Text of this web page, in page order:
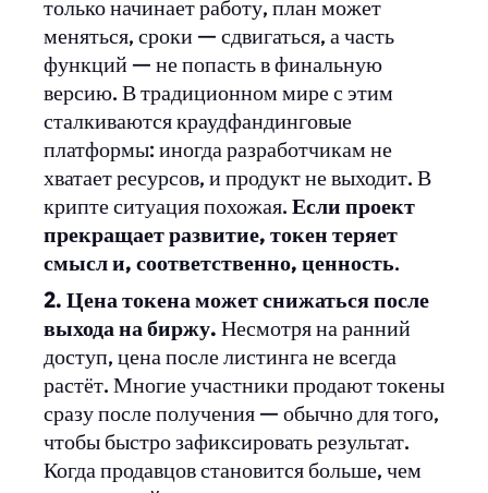
только начинает работу, план может
меняться, сроки — сдвигаться, а часть
функций — не попасть в финальную
версию. В традиционном мире с этим
сталкиваются краудфандинговые
платформы: иногда разработчикам не
хватает ресурсов, и продукт не выходит. В
крипте ситуация похожая. Если проект
прекращает развитие, токен теряет
смысл и, соответственно, ценность.
2. Цена токена может снижаться после
выхода на биржу. Несмотря на ранний
доступ, цена после листинга не всегда
растёт. Многие участники продают токены
сразу после получения — обычно для того,
чтобы быстро зафиксировать результат.
Когда продавцов становится больше, чем